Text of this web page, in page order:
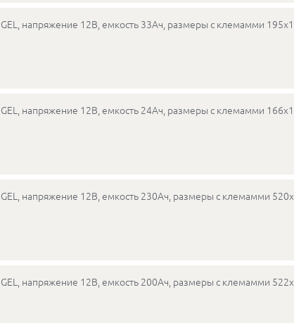
напряжение 12В, емкость 33Ач, размеры с клемамми
напряжение 12В, емкость 24Ач, размеры с клемамми
напряжение 12В, емкость 230Ач, размеры с клемамми
напряжение 12В, емкость 200Ач, размеры с клемамми